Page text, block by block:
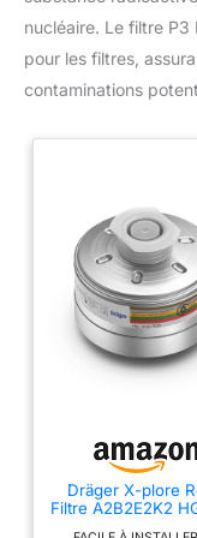
nucléaire. Le filtre P3
pour les filtres,
contaminations
Dräger X-plore
Filtre A2B2E2K2